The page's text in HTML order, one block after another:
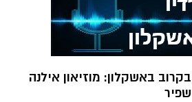
האחר, גם בגמלאות"
בקרוב באשקלון: מוזיאון אילנה
שפיר